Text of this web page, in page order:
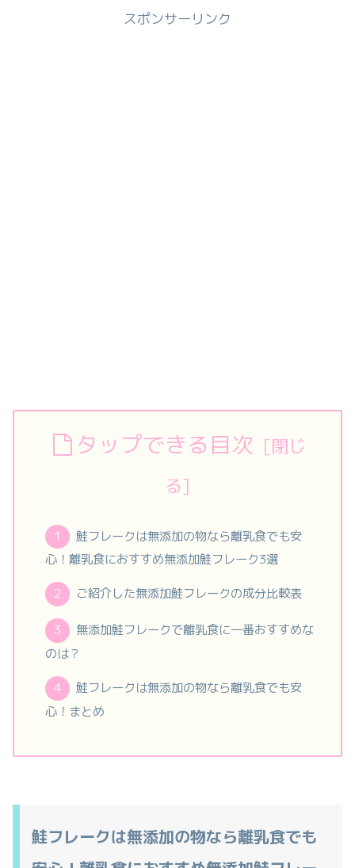
スポンサーリンク
タップできる目次
鮭フレークは無添加の物なら離乳食でも安
心！離乳食におすすめ無添加鮭フレーク3選
ご紹介した無添加鮭フレークの成分比較表
無添加鮭フレークで離乳食に一番おすすめな
のは？
鮭フレークは無添加の物なら離乳食でも安
心！まとめ
鮭フレークは無添加の物なら離乳食でも